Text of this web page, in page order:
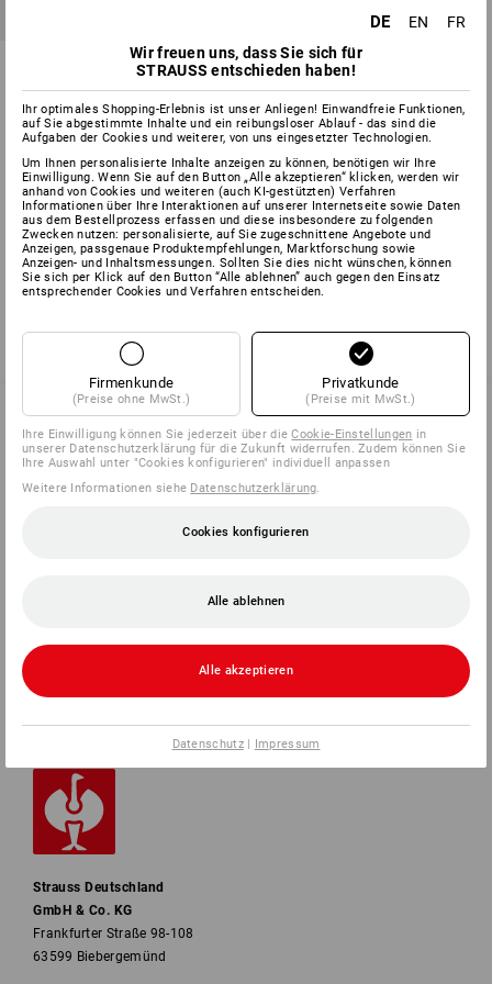
SB Sicherheitsschuhe e.s.
2 Farben
ab 77,23 €
(m. MwSt.) ab 10 Paar
Sie haben sich bereits 3 von 3 Artikeln angesehen.
SERVICE 0 60 50 / 97 10 12
Strauss Deutschland
GmbH & Co. KG
Frankfurter Straße 98-108
63599 Biebergemünd
DE EN
FR
Wir freuen uns, dass Sie sich für
STRAUSS entschieden haben!
Ihr optimales Shopping-Erlebnis ist unser Anliegen! Einwandfreie Funktionen,
auf Sie abgestimmte Inhalte und ein reibungsloser Ablauf - das sind die
Aufgaben der Cookies und weiterer, von uns eingesetzter Technologien.
Um Ihnen personalisierte Inhalte anzeigen zu können, benötigen wir Ihre
Einwilligung. Wenn Sie auf den Button „Alle akzeptieren“ klicken, werden wir
anhand von Cookies und weiteren (auch KI-gestützten) Verfahren
Informationen über Ihre Interaktionen auf unserer Internetseite sowie Daten
aus dem Bestellprozess erfassen und diese insbesondere zu folgenden
Zwecken nutzen: personalisierte, auf Sie zugeschnittene Angebote und
Anzeigen, passgenaue Produktempfehlungen, Marktforschung sowie
Anzeigen- und Inhaltsmessungen. Sollten Sie dies nicht wünschen, können
Sie sich per Klick auf den Button “Alle ablehnen” auch gegen den Einsatz
entsprechender Cookies und Verfahren entscheiden.
Firmenkunde
(Preise ohne MwSt.)
Privatkunde
(Preise mit MwSt.)
Ihre Einwilligung können Sie jederzeit über dieCookie-Einstellungen in
unserer Datenschutzerklärung für die Zukunft widerrufen. Zudem können Sie
Ihre Auswahl unter "Cookies konfigurieren" individuell anpassen
Weitere Informationen siehe Datenschutzerklärung.
Cookies konfigurieren
Alle ablehnen
Alle akzeptieren
Datenschutz| Impressum